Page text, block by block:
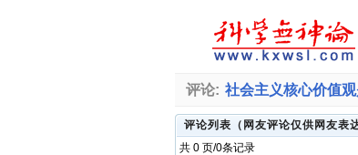
评论: 社会主义核心价值
评论列表（网友评论仅供网友表
共 0 页/0条记录